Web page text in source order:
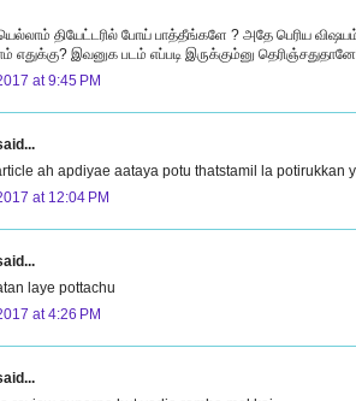
தியேட்டரில் போய் பாத்தீங்களே ? அதே பெரிய
எதுக்கு? இவனுக படம் எப்படி இருக்கும்னு
at 9:45 PM
ah apdiyae aataya potu thatstamil la potirukkan
at 12:04 PM
laye pottachu
at 4:26 PM